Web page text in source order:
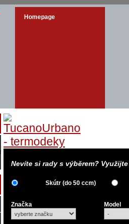
Homepage
Nevíte si rady s výběrem?
Skútr (do 50 ccm)
Značka Model